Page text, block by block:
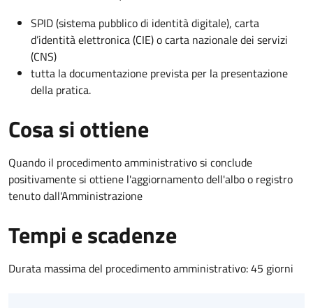
SPID (sistema pubblico di identità digitale), carta
d’identità elettronica (CIE) o carta nazionale dei servizi
(CNS)
tutta la documentazione prevista per la presentazione
della pratica.
Cosa si ottiene
Quando il procedimento amministrativo si conclude
positivamente si ottiene l'aggiornamento dell'albo o registro
tenuto dall'Amministrazione
Tempi e scadenze
Durata massima del procedimento amministrativo: 45 giorni